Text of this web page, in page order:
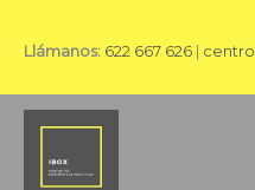
Llámanos: 622 667 626 |